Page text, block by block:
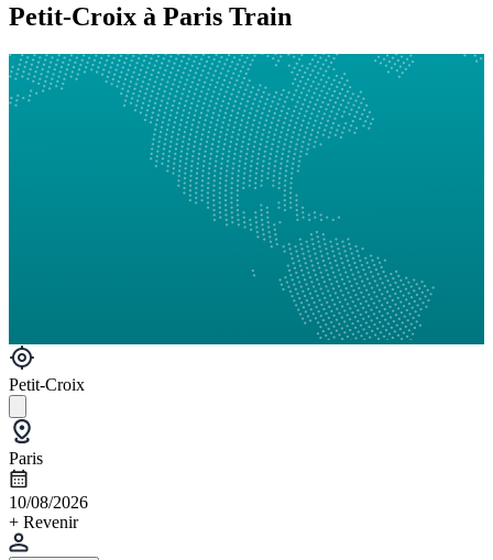
Petit-Croix à Paris Train
Petit-Croix
Paris
10/08/2026
+ Revenir